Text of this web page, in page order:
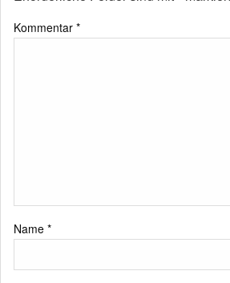
Kommentar *
Name *